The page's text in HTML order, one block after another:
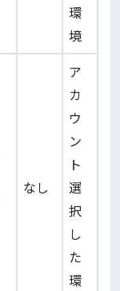
環
境
なし
ア
カ
ウ
ン
ト
選
択
し
た
環